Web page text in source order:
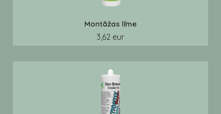
Montāžas līme
3,62 eur